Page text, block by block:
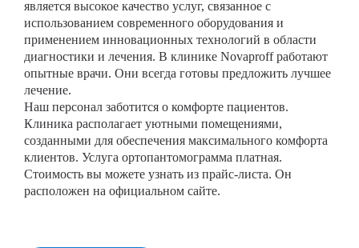
является высокое качество услуг, связанное с
использованием современного оборудования и
применением инновационных технологий в области
диагностики и лечения. В клинике Novaproff работают
опытные врачи. Они всегда готовы предложить лучшее
лечение.
Наш персонал заботится о комфорте пациентов.
Клиника располагает уютными помещениями,
созданными для обеспечения максимального комфорта
клиентов. Услуга ортопантомограмма платная.
Стоимость вы можете узнать из прайс-листа. Он
расположен на официальном сайте.